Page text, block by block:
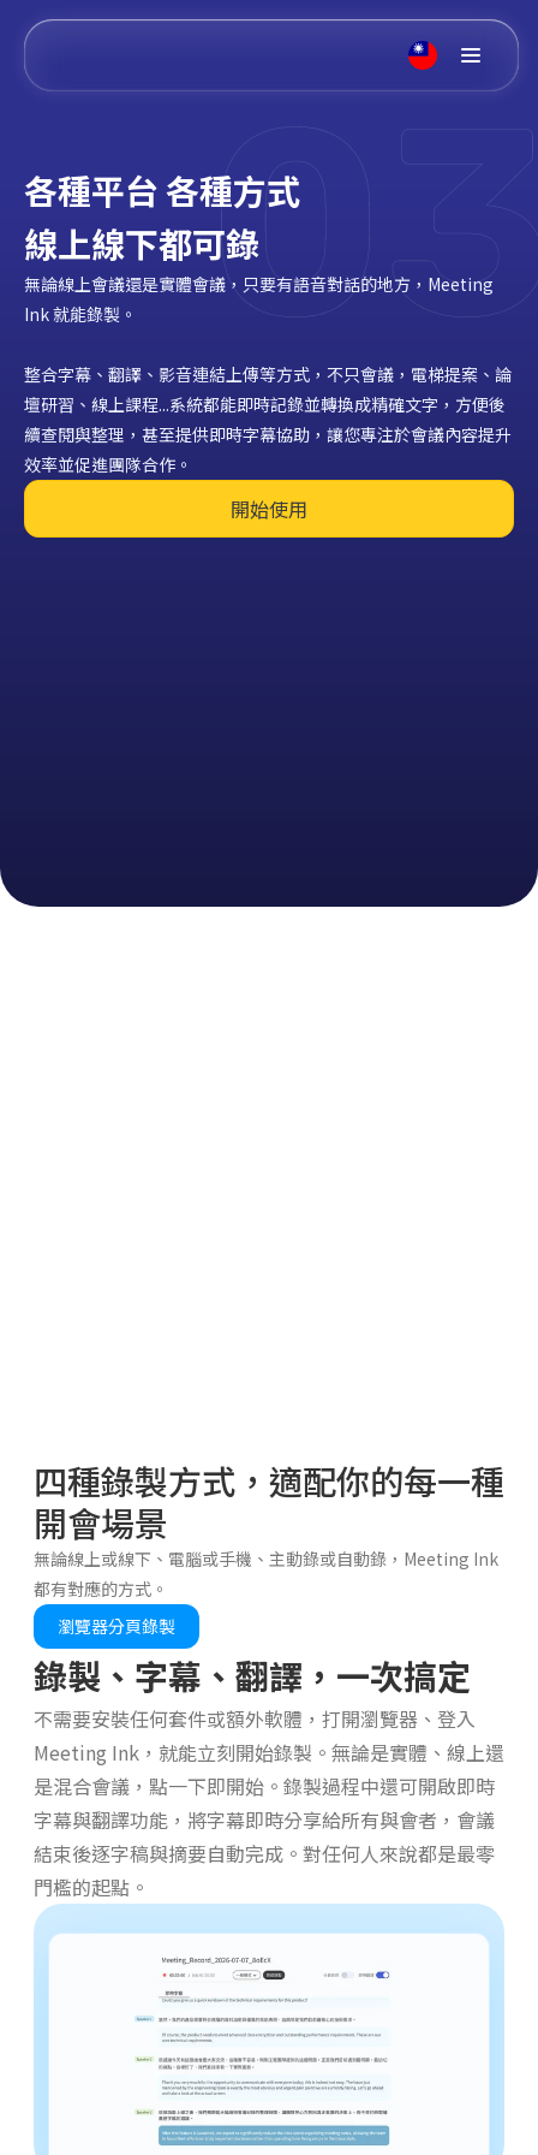
各種平台 各種方式
線上線下都可錄
無論線上會議還是實體會議，只要有語音對話的地方，Meeting
Ink 就能錄製。
整合字幕、翻譯、影音連結上傳等方式，不只會議，電梯提案、論
壇研習、線上課程...系統都能即時記錄並轉換成精確文字，方便後
續查閱與整理，甚至提供即時字幕協助，讓您專注於會議內容提升
效率並促進團隊合作。
開始使用
四種錄製方式，適配你的每一種
開會場景
無論線上或線下、電腦或手機、主動錄或自動錄，Meeting Ink
都有對應的方式。
瀏覽器分頁錄製
錄製、字幕、翻譯，一次搞定
不需要安裝任何套件或額外軟體，打開瀏覽器、登入
Meeting Ink，就能立刻開始錄製。無論是實體、線上還
是混合會議，點一下即開始。錄製過程中還可開啟即時
字幕與翻譯功能，將字幕即時分享給所有與會者，會議
結束後逐字稿與摘要自動完成。對任何人來說都是最零
門檻的起點。